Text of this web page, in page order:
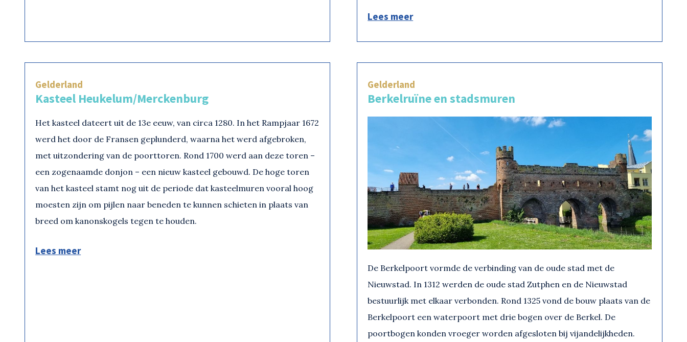
Lees meer
Gelderland
Kasteel Heukelum/Merckenburg
Het kasteel dateert uit de 13e eeuw, van circa 1280. In het Rampjaar 1672
werd het door de Fransen geplunderd, waarna het werd afgebroken,
met uitzondering van de poorttoren. Rond 1700 werd aan deze toren –
een zogenaamde donjon – een nieuw kasteel gebouwd. De hoge toren
van het kasteel stamt nog uit de periode dat kasteelmuren vooral hoog
moesten zijn om pijlen naar beneden te kunnen schieten in plaats van
breed om kanonskogels tegen te houden.
Lees meer
Gelderland
Berkelruïne en stadsmuren
De Berkelpoort vormde de verbinding van de oude stad met de
Nieuwstad. In 1312 werden de oude stad Zutphen en de Nieuwstad
bestuurlijk met elkaar verbonden. Rond 1325 vond de bouw plaats van de
Berkelpoort een waterpoort met drie bogen over de Berkel. De
poortbogen konden vroeger worden afgesloten bij vijandelijkheden.